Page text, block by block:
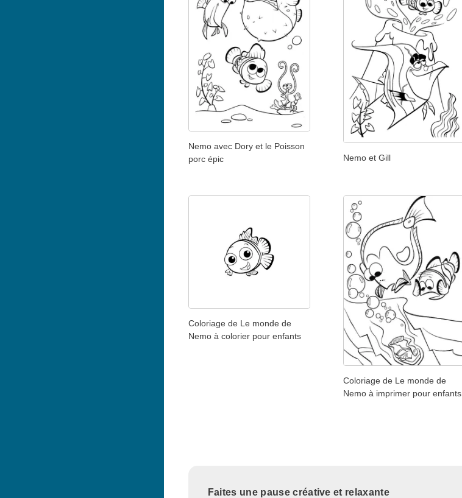
Nemo avec Dory et le Poisson
porc épic
Nemo et Gill
Coloriage de Le monde de
Nemo à colorier pour enfants
Coloriage de Le monde de
Nemo à imprimer pour enfants
Faites une pause créative et relaxante